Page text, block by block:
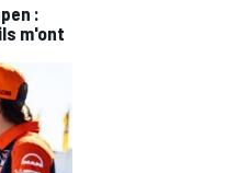
:
m'ont